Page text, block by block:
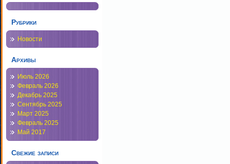
Рубрики
Новости
Архивы
Июль 2026
Февраль 2026
Декабрь 2025
Сентябрь 2025
Март 2025
Февраль 2025
Май 2017
Свежие записи